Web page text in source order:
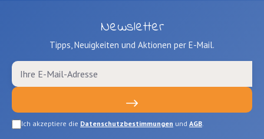
Newsletter
Tipps, Neuigkeiten und Aktionen per E-Mail.
Ich akzeptiere die Datenschutzbestimmungen und AGB.